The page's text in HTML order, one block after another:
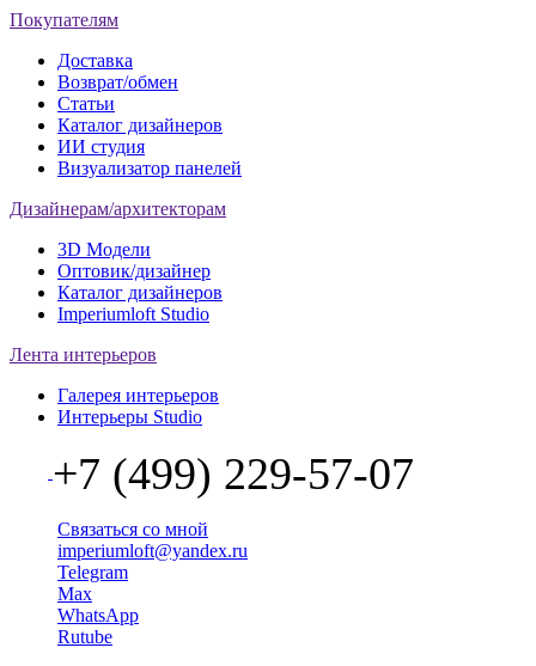
Покупателям
Доставка
Возврат/обмен
Статьи
Каталог дизайнеров
ИИ студия
Визуализатор панелей
Дизайнерам/архитекторам
3D Модели
Оптовик/дизайнер
Каталог дизайнеров
Imperiumloft Studio
Лента интерьеров
Галерея интерьеров
Интерьеры Studio
+7 (499) 229-57-07
Связаться со мной
imperiumloft@yandex.ru
Telegram
Max
WhatsApp
Rutube